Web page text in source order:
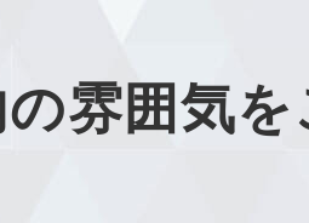
雰囲気